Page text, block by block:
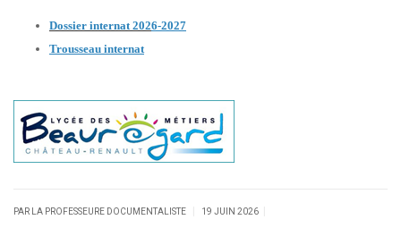
Dossier internat 2026-2027
Trousseau internat
PAR LA PROFESSEURE DOCUMENTALISTE 19 JUIN 2026